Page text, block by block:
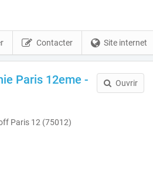
Site internet
Contacter
Paris 12eme -
Paris 12 (75012)
Ouvrir